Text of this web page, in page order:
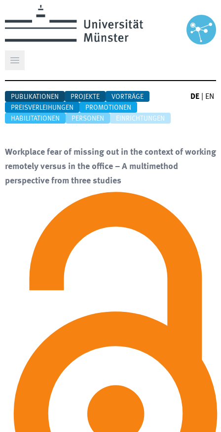
Hauptmenü öffnen
PUBLIKATIONEN PROJEKTE
VORTRÄGE
PREISVERLEIHUNGEN
PROMOTIONEN
HABILITATIONEN
PERSONEN EINRICHTUNGEN
DE EN
Workplace fear of missing out in the context of working
remotely versus in the office – A multimethod
perspective from three studies